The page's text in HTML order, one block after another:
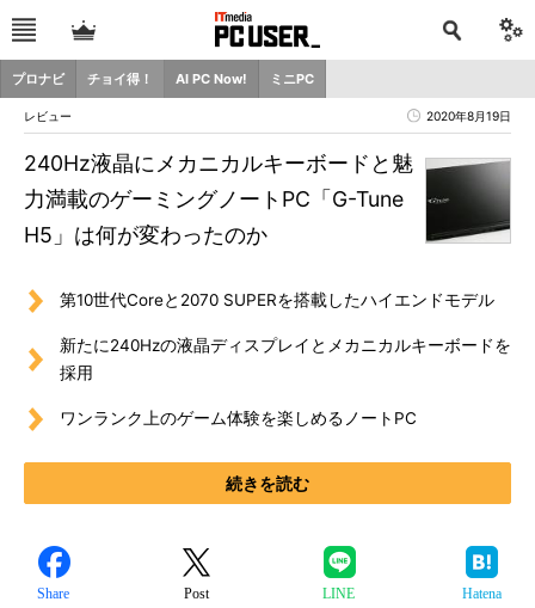
プロナビ チョイ得！ AI PC Now! ミニPC
レビュー 2020年8月19日
240Hz液晶にメカニカルキーボードと魅
力満載のゲーミングノートPC「G-Tune
H5」は何が変わったのか
第10世代Coreと2070 SUPERを搭載したハイエンドモデル
新たに240Hzの液晶ディスプレイとメカニカルキーボードを
採用
ワンランク上のゲーム体験を楽しめるノートPC
続きを読む
Share Post LINE Hatena